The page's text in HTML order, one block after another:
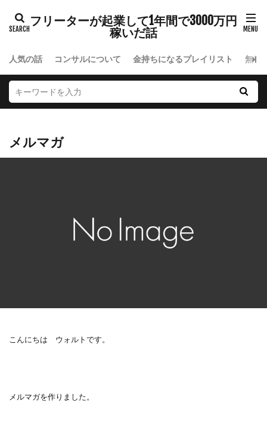
フリーターが起業して1年間で3000万円
稼いだ話
人気の話 コンサルについて 金持ちになるプレイリスト 無料
メルマガ
こんにちは ウォルトです。
メルマガを作りました。